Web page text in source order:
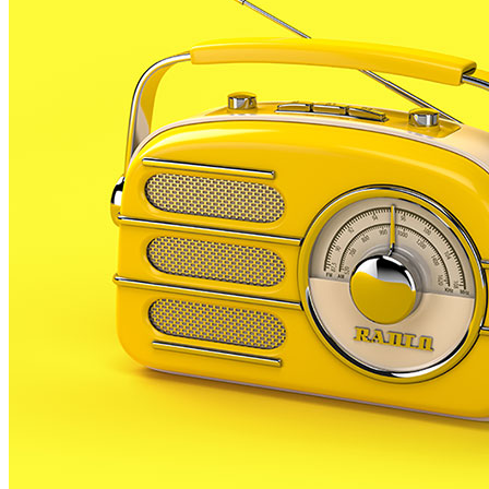
La policia local reforça el control contra l’incivisme
dels propietaris de gossos amb vigilàncies de paisà
La Policia Local de Palafolls ha posat en marxa un
dispositiu especial de seguretat destinat a prevenir
els actes incívics relacionats amb la tinença de
gossos. La principal característica d’aquestes
intervencions és que es realitzen mitjançant
vigilàncies de paisà, una...
Palafolls comprarà una zona verda gràcies a un
préstec que es tornarà amb el romanent de